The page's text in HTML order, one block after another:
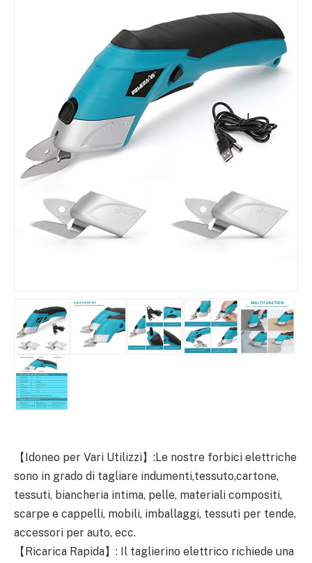
【Idoneo per Vari Utilizzi】:Le nostre forbici elettriche
sono in grado di tagliare indumenti,tessuto,cartone,
tessuti, biancheria intima, pelle, materiali compositi,
scarpe e cappelli, mobili, imballaggi, tessuti per tende,
accessori per auto, ecc.
【Ricarica Rapida】: Il taglierino elettrico richiede una